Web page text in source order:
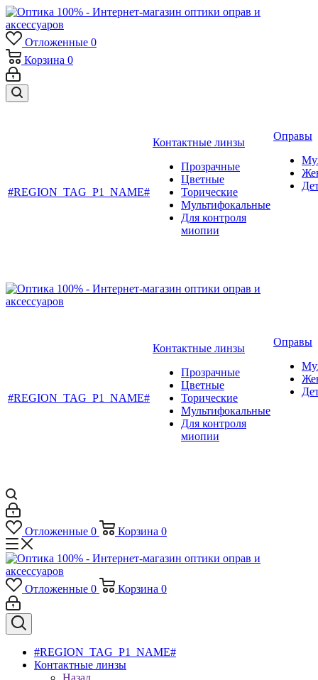
Отложенные 0
Корзина 0
#REGION_TAG_P1_NAME#
Контактные линзы
Прозрачные
Цветные
Торические
Мультифокальные
Для контроля
миопии
Оправы
#REGION_TAG_P1_NAME#
Контактные линзы
Прозрачные
Цветные
Торические
Мультифокальные
Для контроля
миопии
Оправы
Отложенные 0 Корзина 0
Отложенные 0 Корзина 0
#REGION_TAG_P1_NAME#
Контактные линзы
Назад